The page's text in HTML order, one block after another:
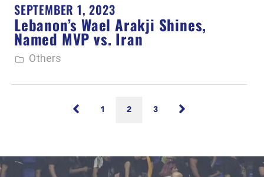
SEPTEMBER 1, 2023
Lebanon’s Wael Arakji Shines,
Named MVP vs. Iran
Others
1 2 3